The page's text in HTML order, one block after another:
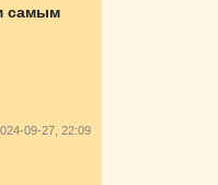
самым
09-27, 22:09